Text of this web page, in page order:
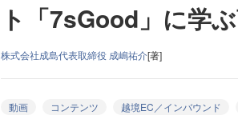
ト「7sGood」に学
株式会社成島代表取締役 成嶋祐介[著]
動画 コンテンツ 越境EC／インバウンド